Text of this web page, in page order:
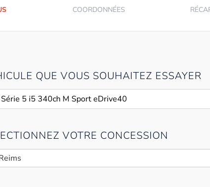
COORDONNÉES
QUE VOUS SOUHAITEZ ESSAYER
VOTRE CONCESSION